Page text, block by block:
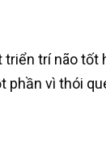
trí não
phần vì thói